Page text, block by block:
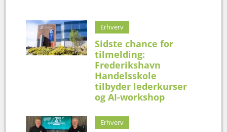
Erhverv
Sidste chance for
tilmelding:
Frederikshavn
Handelsskole
tilbyder lederkurser
og AI-workshop
Erhverv